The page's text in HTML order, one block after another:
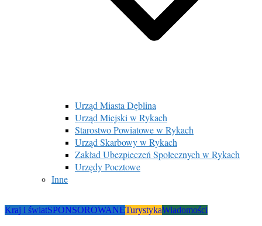
Urząd Miasta Dęblina
Urząd Miejski w Rykach
Starostwo Powiatowe w Rykach
Urząd Skarbowy w Rykach
Zakład Ubezpieczeń Społecznych w Rykach
Urzędy Pocztowe
Inne
Kraj i światSPONSOROWANETurystykaWiadomości